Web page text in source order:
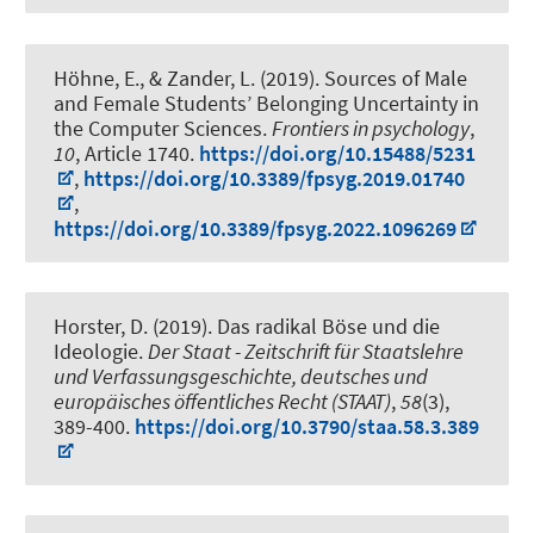
Höhne, E., & Zander, L. (2019). Sources of Male
and Female Students’ Belonging Uncertainty in
the Computer Sciences. Frontiers in psychology,
10, Article 1740. https://doi.org/10.15488/5231
, https://doi.org/10.3389/fpsyg.2019.01740
,
https://doi.org/10.3389/fpsyg.2022.1096269
Horster, D. (2019). Das radikal Böse und die
Ideologie.Der Staat - Zeitschrift für Staatslehre
und Verfassungsgeschichte, deutsches und
europäisches öffentliches Recht (STAAT),58(3),
389-400. https://doi.org/10.3790/staa.58.3.389